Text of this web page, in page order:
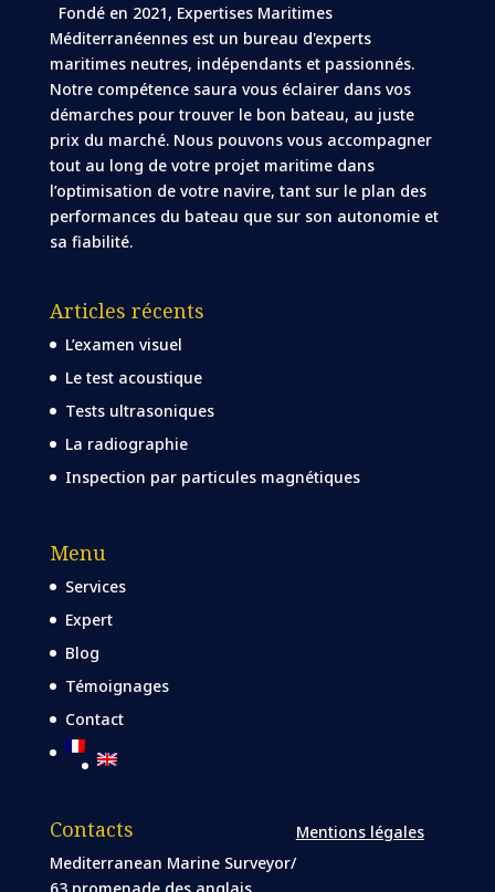
Fondé en 2021, Expertises Maritimes
Méditerranéennes est un bureau d'experts
maritimes neutres, indépendants et passionnés.
Notre compétence saura vous éclairer dans vos
démarches pour trouver le bon bateau, au juste
prix du marché. Nous pouvons vous accompagner
tout au long de votre projet maritime dans
l’optimisation de votre navire, tant sur le plan des
performances du bateau que sur son autonomie et
sa fiabilité.
Articles récents
L’examen visuel
Le test acoustique
Tests ultrasoniques
La radiographie
Inspection par particules magnétiques
Menu
Services
Expert
Blog
Témoignages
Contact
Contacts
Mediterranean Marine Surveyor/
Mentions légales